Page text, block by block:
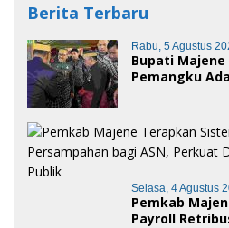
Berita Terbaru
Rabu, 5 Agustus
Bupati
Pemangku
Selasa, 4 Agustus
Pemkab
Payroll